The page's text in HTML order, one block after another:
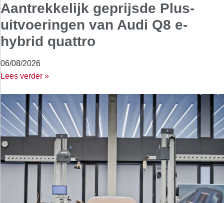
Aantrekkelijk geprijsde Plus-
uitvoeringen van Audi Q8 e-
hybrid quattro
06/08/2026
Lees verder »